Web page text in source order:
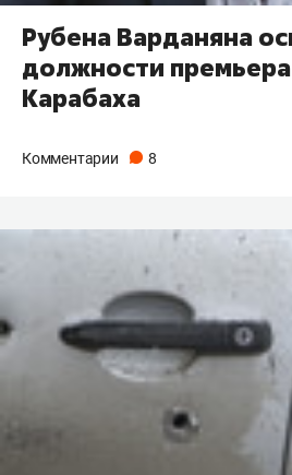
Рубена Варданяна
должности
Карабаха
Комментарии 8